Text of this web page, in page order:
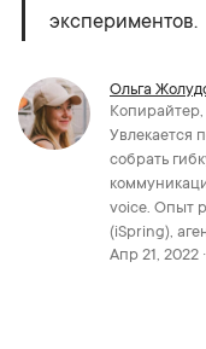
экспериментов.
Ольга
Копирайтер,
Увлекается
собрать
voice. Опыт
(iSpring),
Апр 21, 2022